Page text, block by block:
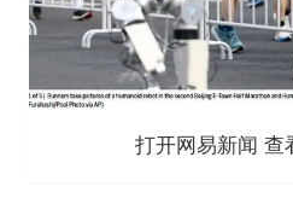
打开网易新闻 查